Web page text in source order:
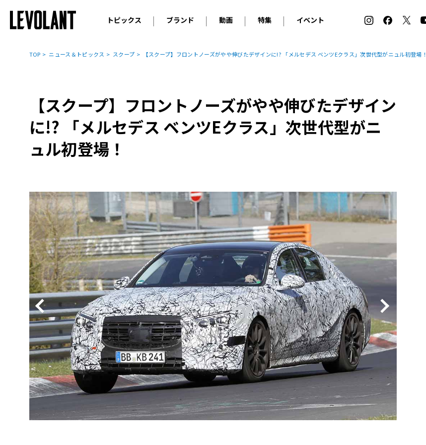
トピックス
ニュース
コラム
ブランド
輸入車 アウディ BMW
アルピナ
プジョー
ルノー
アバルト
アルファ・ロメオ
フェラーリ
ランボルギーニ
マセラティ
アストン・マーティン
ボルボ
キャデラック
シボレー
ジープ
テスラ
ヒョンデ
BYD
その他
国産車 トヨタ
日産
ホンダ
スバル
マツダ
三菱
ダイハツ
スズキ
光岡
その他
動画
オリジナル動画
特集
2026 サマータイヤ＆ホイール バイヤーズガイド
ホイールカタログ
タイヤ特集
イベント
ル・ボラン カーズ・ミート2026横浜
EV:LIFE KOBE 2025
ル・ボラン カーズ・ミート2025横浜
TOP ニュース＆トピックス スクープ 【スクープ】フロントノーズがやや伸びたデザインに!? 「メルセデス ベンツEクラス」次世代型がニュル初登場！
【スクープ】フロントノーズがやや伸びたデザイン
に!? 「メルセデス ベンツEクラス」次世代型がニ
ュル初登場！